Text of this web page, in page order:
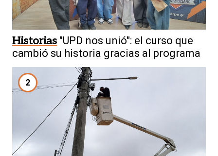
Historias "UPD nos unió": el curso que
cambió su historia gracias al programa
2